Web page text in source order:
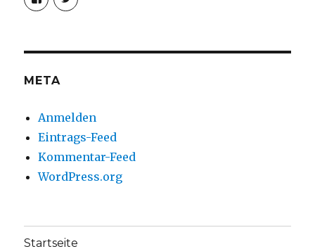
von
christoph.fleischer1
anzeigen
von
anzeigen
META
Anmelden
Eintrags-Feed
Kommentar-Feed
WordPress.org
Startseite